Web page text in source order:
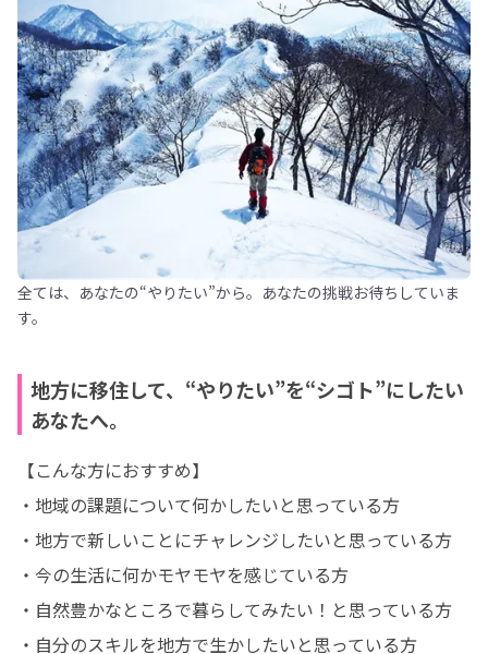
全ては、あなたの“やりたい”から。あなたの挑戦お待ちしていま
す。
地方に移住して、“やりたい”を“シゴト”にしたい
あなたへ。
【こんな方におすすめ】
・地域の課題について何かしたいと思っている方
・地方で新しいことにチャレンジしたいと思っている方
・今の生活に何かモヤモヤを感じている方
・自然豊かなところで暮らしてみたい！と思っている方
・自分のスキルを地方で生かしたいと思っている方